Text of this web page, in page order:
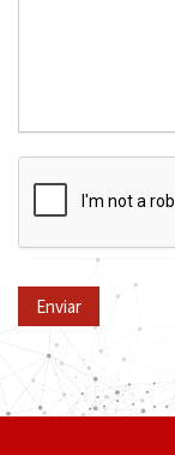
Enviar